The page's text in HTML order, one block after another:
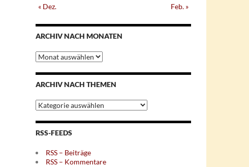
« Dez.
Feb. »
ARCHIV NACH MONATEN
Archiv
nach
Monaten
ARCHIV NACH THEMEN
Archiv
nach
Themen
RSS-FEEDS
RSS – Beiträge
RSS – Kommentare